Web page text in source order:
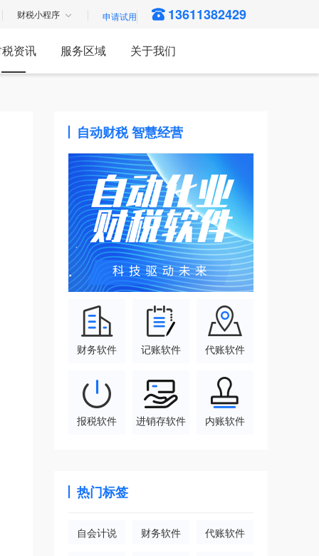
财税小程序 13611382429
资讯 服务区域 关于我们
自动财税 智慧经营
财务软件 记账软件 代账软件
报税软件 进销存软件 内账软件
热门标签
自会计说 财务软件 代账软件